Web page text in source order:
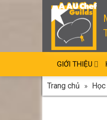
GIỚI THIỆU
Trang chủ »